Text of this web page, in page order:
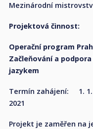
Mezinárodní
Projektová činnost:
Operační program
Začleňování a
jazykem
Termín zahájení: 1. 1.
2021
Projekt je zaměřen na